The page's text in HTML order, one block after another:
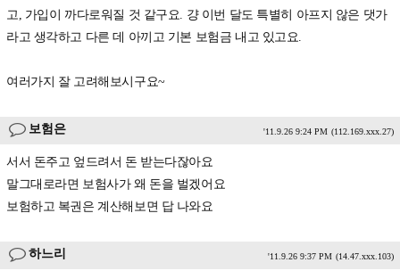
고, 가입이 까다로워질 것 같구요. 걍 이번 달도 특별히 아프지 않은 댓가
라고 생각하고 다른 데 아끼고 기본 보험금 내고 있고요.
여러가지 잘 고려해보시구요~
보험은 '11.9.26 9:24 PM (112.169.xxx.27)
서서 돈주고 엎드려서 돈 받는다잖아요
말그대로라면 보험사가 왜 돈을 벌겠어요
보험하고 복권은 계산해보면 답 나와요
하느리 '11.9.26 9:37 PM (14.47.xxx.103)